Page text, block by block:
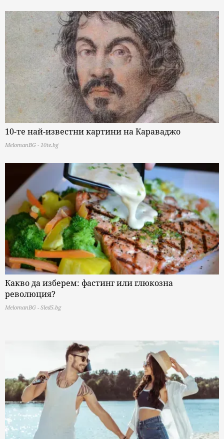
10-те най-известни картини на Караваджо
MelomanBG - 10te.bg
Какво да изберем: фастинг или глюкозна
революция?
MelomanBG - Sled5.bg